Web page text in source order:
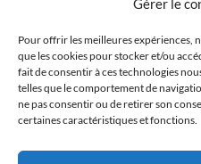
Gérer le
Pour offrir les meilleures expériences,
que les cookies pour stocker et/ou
fait de consentir à ces technologies
telles que le comportement de
ne pas consentir ou de retirer son
certaines caractéristiques et fonctions.
Atelier des